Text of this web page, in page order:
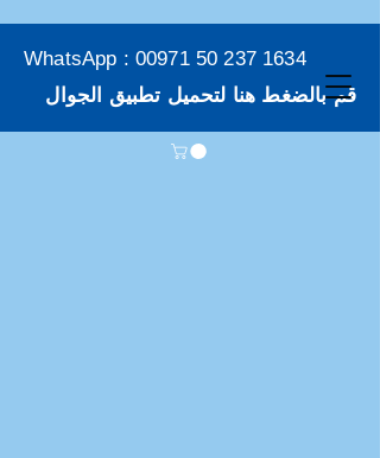
WhatsApp : 00971 50 237 1634
قم بالضغط هنا لتحميل تطبيق الجوال